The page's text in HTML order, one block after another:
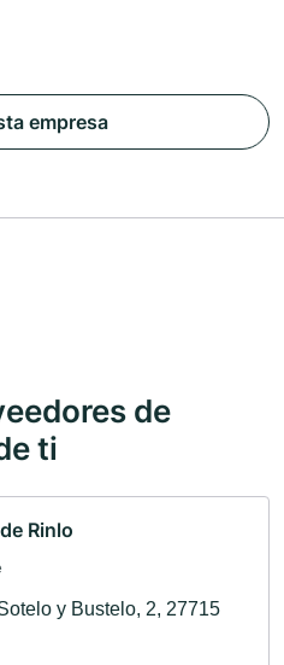
empresa
de
ti
Rinlo
y Bustelo, 2, 27715